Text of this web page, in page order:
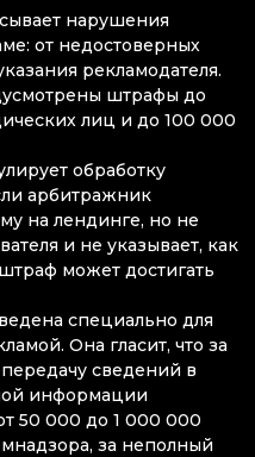
нарушения
от недостоверных
рекламодателя.
штрафы до
лиц и до 100 000
обработку
арбитражник
на лендинге, но не
и не указывает, как
может достигать
специально для
Она гласит, что за
сведений в
информации
50 000 до 1 000 000
за неполный